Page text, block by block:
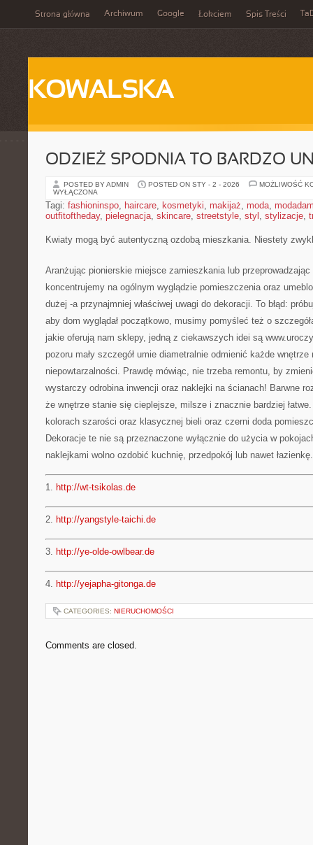
Strona główna Archiwum Google Łokciem Spis Treści
KOWALSKA
ODZIEŻ SPODNIA TO BARDZO
POSTED BY ADMIN POSTED ON STY - 2 - 2026
MOŻLIWOŚĆ
WYŁĄCZONA
Tagi: fashioninspo, haircare, kosmetyki, makijaż, moda,
outfitoftheday, pielegnacja, skincare, streetstyle, styl , stylizacje,
Kwiaty mogą być autentyczną ozdobą mieszkania. Niestety
Aranżując pionierskie miejsce zamieszkania lub
koncentrujemy na ogólnym wyglądzie pomieszczenia oraz
dużej -a przynajmniej właściwej uwagi do dekoracji. To błąd:
aby dom wyglądał początkowo, musimy pomyśleć też o
jakie oferują nam sklepy, jedną z ciekawszych idei są
pozoru mały szczegół umie diametralnie odmienić każde
niepowtarzalności. Prawdę mówiąc, nie trzeba remontu, by
wystarczy odrobina inwencji oraz naklejki na ścianach! Barwne
że wnętrze stanie się cieplejsze, milsze i znacznie bardziej
kolorach szarości oraz klasycznej bieli oraz czerni doda
Dekoracje te nie są przeznaczone wyłącznie do użycia w
naklejkami wolno ozdobić kuchnię, przedpokój lub nawet łazienkę.
1. http://wt-tsikolas.de
2. http://yangstyle-taichi.de
3. http://ye-olde-owlbear.de
4. http://yejapha-gitonga.de
CATEGORIES: NIERUCHOMOŚCI
Comments are closed.